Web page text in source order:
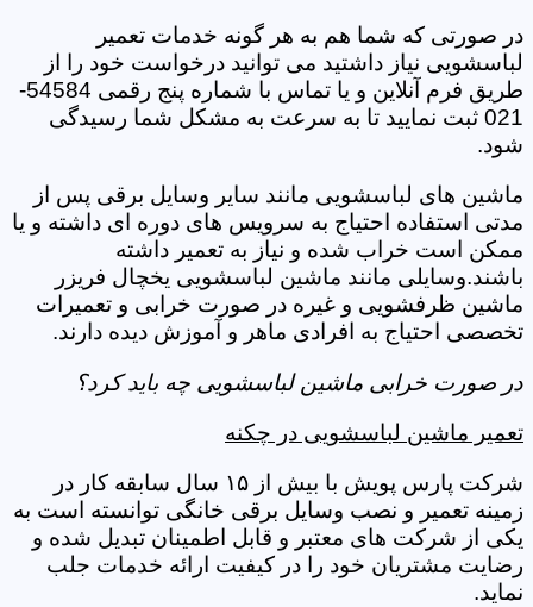
در صورتی که شما هم به هر گونه خدمات تعمیر
لباسشویی نیاز داشتید می توانید درخواست خود را از
طریق فرم آنلاین و یا تماس با شماره پنج رقمی 54584-
021 ثبت نمایید تا به سرعت به مشکل شما رسیدگی
شود.
ماشین های لباسشویی مانند سایر وسایل برقی پس از
مدتی استفاده احتیاج به سرویس های دوره ای داشته و یا
ممکن است خراب شده و نیاز به تعمیر داشته
باشند.وسایلی مانند ماشین لباسشویی یخچال فریزر
ماشین ظرفشویی و غیره در صورت خرابی و تعمیرات
تخصصی احتیاج به افرادی ماهر و آموزش دیده دارند.
در صورت خرابی ماشین لباسشویی چه باید کرد؟
تعمیر ماشین لباسشویی در چکنه
شرکت پارس پویش با بیش از ۱۵ سال سابقه کار در
زمینه تعمیر و نصب وسایل برقی خانگی توانسته است به
یکی از شرکت های معتبر و قابل اطمینان تبدیل شده و
رضایت مشتریان خود را در کیفیت ارائه خدمات جلب
نماید.